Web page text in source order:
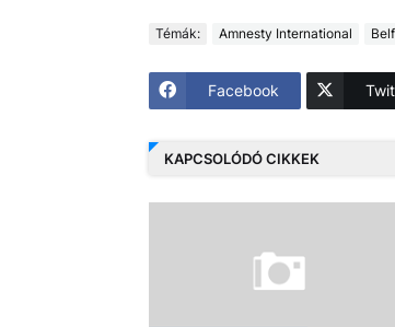
Témák: Amnesty International
Facebook
KAPCSOLÓDÓ CIKKEK